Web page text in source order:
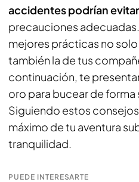
accidentes podrían
precauciones
mejores prácticas no
también la de tus
continuación, te
oro para bucear de forma
Siguiendo estos
máximo de tu aventura
tranquilidad.
PUEDE INTERESARTE